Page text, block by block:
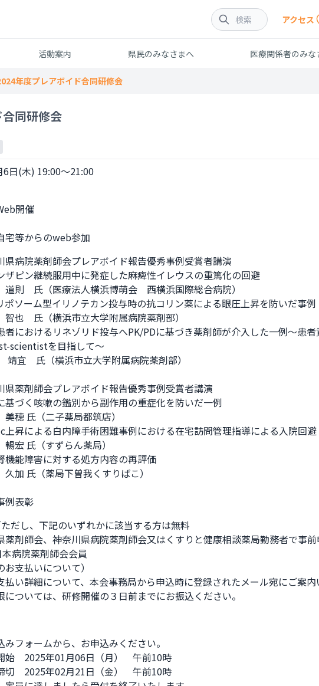
アクセス
活動案内 県民のみなさまへ 医療関係者のみな
年度プレアボイド合同研修会
同研修会
6日(木) 19:00～21:00
自宅等からのweb参加
県病院薬剤師会プレアボイド報告優秀事例受賞者講演
ピン継続服用中に発症した麻痺性イレウスの重篤化の回避
則　氏（医療法人横浜博萌会　西横浜国際総合病院）
ソーム型イリノテカン投与時の抗コリン薬による眼圧上昇を防いだ事例
也　氏（横浜市立大学附属病院薬剤部）
におけるリネゾリド投与へPK/PDに基づき薬剤師が介入した一例〜患者
scientistを目指して〜
宜　氏（横浜市立大学附属病院薬剤部）
県薬剤師会プレアボイド報告優秀事例受賞者講演
づく咳嗽の鑑別から副作用の重症化を防いだ一例
穂 氏（二子薬局都筑店）
昇による白内障手術困難事例における在宅訪問管理指導による入院回避
宏 氏（すずらん薬局）
能障害に対する処方内容の再評価
加 氏（薬局下曽我くすりばこ）
例表彰
だし、下記のいずれかに該当する方は無料
薬剤師会、神奈川県病院薬剤師会又はくすりと健康相談薬局勤務者で事
病院薬剤師会会員
お支払いについて）
払い詳細について、本会事務局から申込時に登録されたメール宛にご案内
については、研修開催の３日前までにお振込ください。
みフォームから、お申込みください。
始　2025年01月06日（月）　午前10時
切　2025年02月21日（金）　午前10時